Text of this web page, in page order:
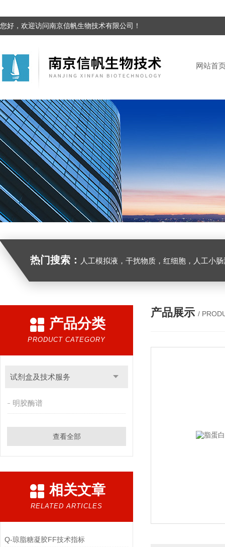
您好，欢迎访问南京信帆生物技术有限公司！
网站首
热门搜索： 人工模拟液，干扰物质，红细胞，人工小
产品分类
PRODUCT CATEGORY
试剂盒及技术服务
明胶酶谱
查看全部
相关文章
RELATED ARTICLES
Q-琼脂糖凝胶FF技术指标
产品展示 /